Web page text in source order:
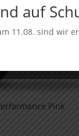
Pink
auf
11.08. sind wir